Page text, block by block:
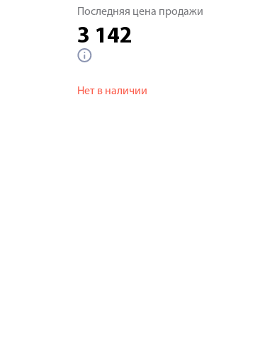
Последняя цена продажи
3 142
Нет в наличии